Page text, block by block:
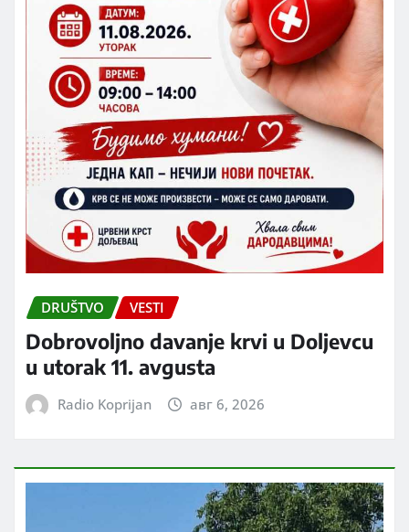
DRUŠTVO VESTI
Dobrovoljno davanje krvi u Doljevcu
u utorak 11. avgusta
Radio Koprijan авг 6, 2026